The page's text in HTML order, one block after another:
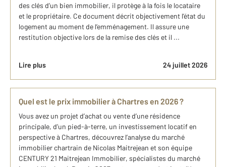
des clés d’un bien immobilier, il protège à la fois le locataire
et le propriétaire. Ce document décrit objectivement l’état du
logement au moment de l’emménagement. Il assure une
restitution objective lors de la remise des clés et il ...
Lire plus 24 juillet 2026
Quel est le prix immobilier à Chartres en 2026 ?
Vous avez un projet d’achat ou vente d’une résidence
principale, d’un pied-à-terre, un investissement locatif en
perspective à Chartres, découvrez l’analyse du marché
immobilier chartrain de Nicolas Maitrejean et son équipe
CENTURY 21 Maitrejean Immobilier, spécialistes du marché